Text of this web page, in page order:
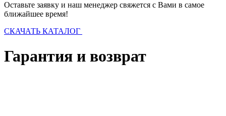
Оставьте заявку и наш менеджер свяжется с Вами в самое
ближайшее время!
СКАЧАТЬ КАТАЛОГ
Гарантия и возврат